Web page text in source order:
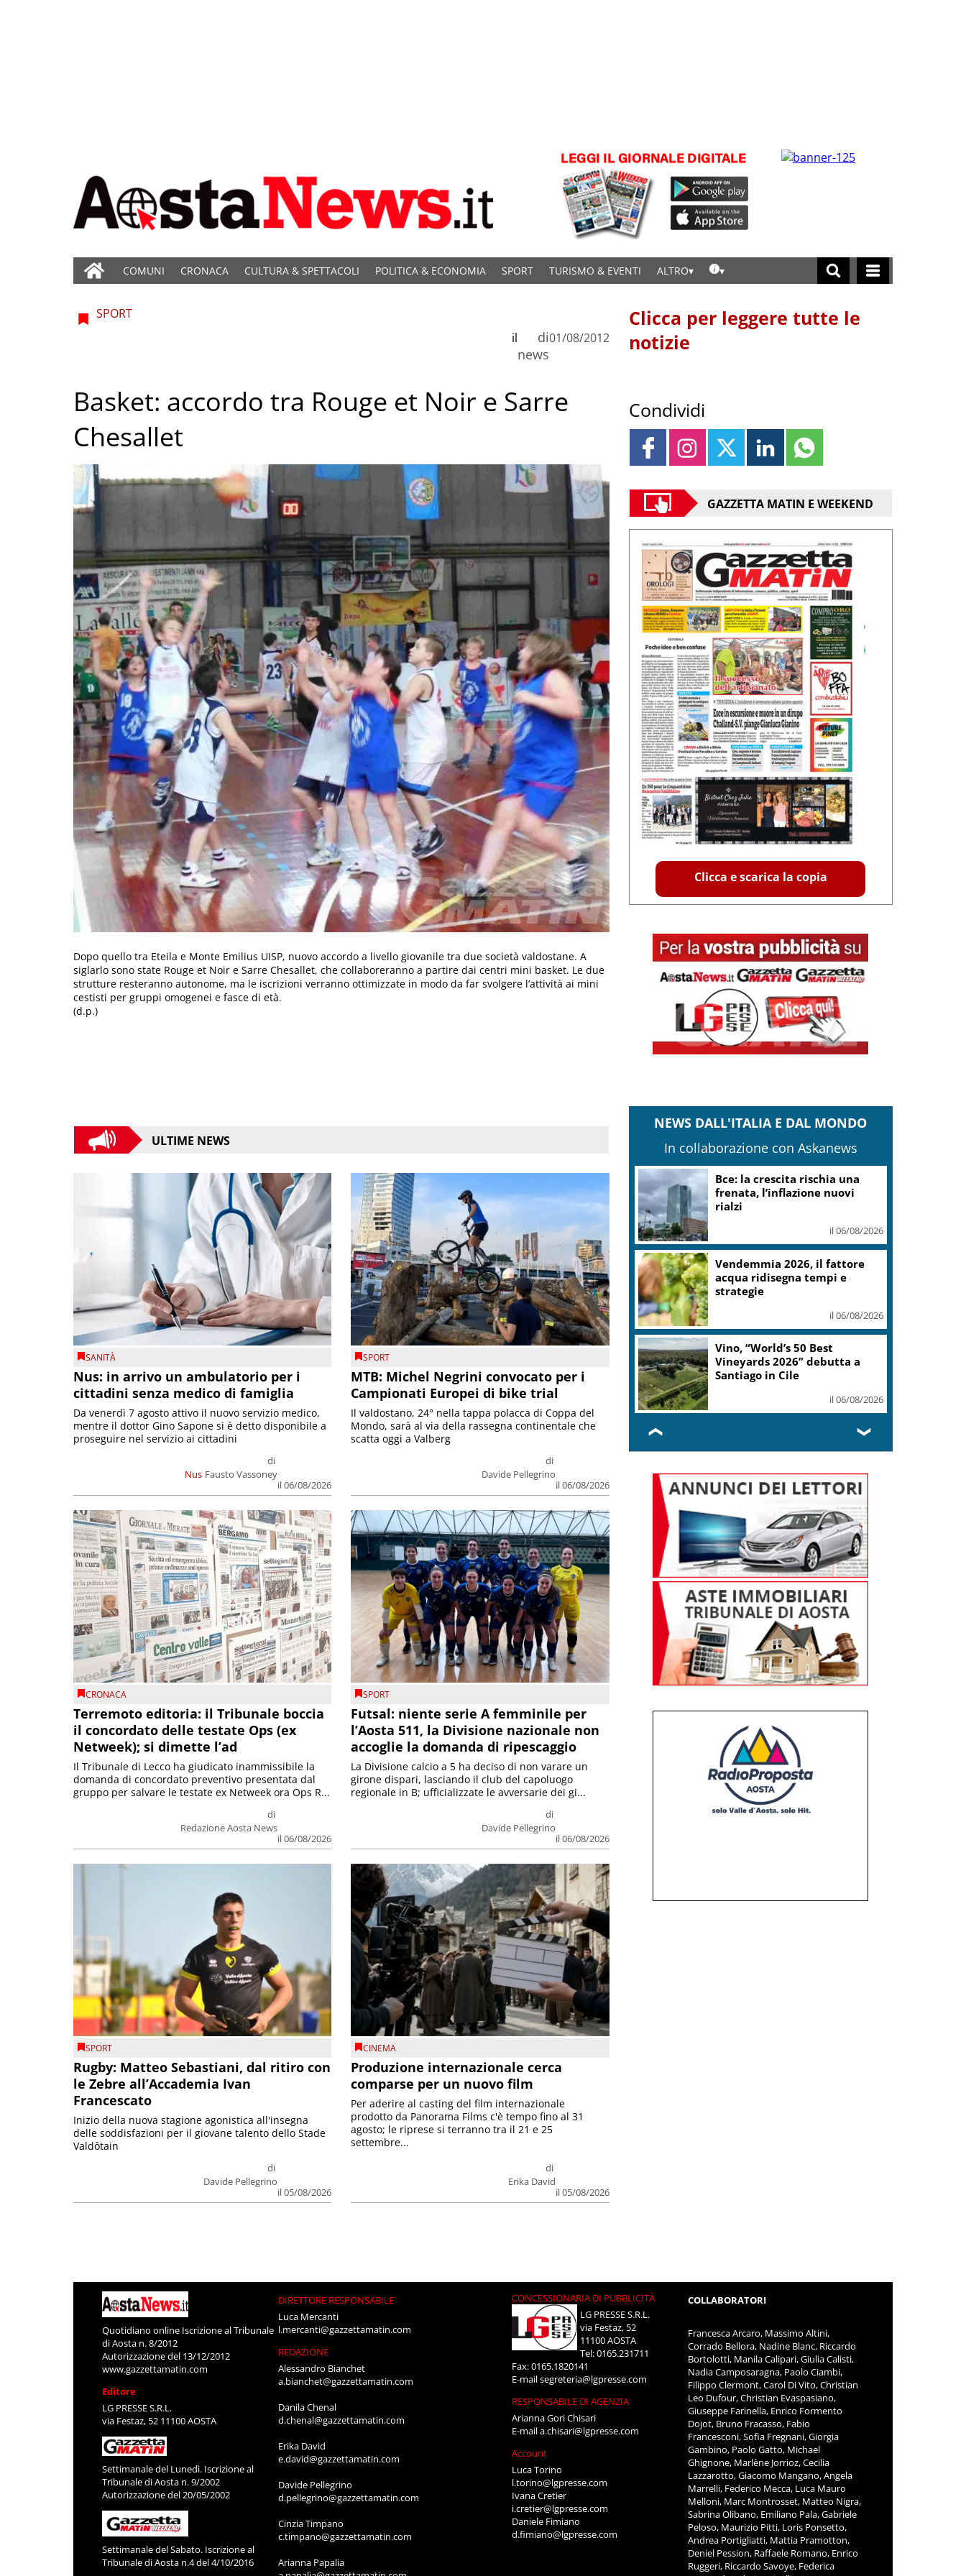
COMUNI CRONACA CULTURA & SPETTACOLI POLITICA & ECONOMIA SPORT TURISMO & EVENTI ALTRO
SPORT
di
news
il 01/08/2012
Basket: accordo tra Rouge et Noir e Sarre
Chesallet
Dopo quello tra Eteila e Monte Emilius UISP, nuovo accordo a livello giovanile tra due società valdostane. A
siglarlo sono state Rouge et Noir e Sarre Chesallet, che collaboreranno a partire dai centri mini basket. Le due
strutture resteranno autonome, ma le iscrizioni verranno ottimizzate in modo da far svolgere l’attività ai mini
cestisti per gruppi omogenei e fasce di età.
(d.p.)
ULTIME NEWS
SANITÀ
Nus: in arrivo un ambulatorio per i
cittadini senza medico di famiglia
Nus
di
Fausto Vassoney
il 06/08/2026
Da venerdì 7 agosto attivo il nuovo servizio medico,
mentre il dottor Gino Sapone si è detto disponibile a
proseguire nel servizio ai cittadini
SPORT
MTB: Michel Negrini convocato per i
Campionati Europei di bike trial
di
Davide Pellegrino
il 06/08/2026
Il valdostano, 24° nella tappa polacca di Coppa del
Mondo, sarà al via della rassegna continentale che
scatta oggi a Valberg
CRONACA
Terremoto editoria: il Tribunale boccia
il concordato delle testate Ops (ex
Netweek); si dimette l’ad
di
Redazione Aosta News
il 06/08/2026
Il Tribunale di Lecco ha giudicato inammissibile la
domanda di concordato preventivo presentata dal
gruppo per salvare le testate ex Netweek ora Ops R...
SPORT
Futsal: niente serie A femminile per
l’Aosta 511, la Divisione nazionale non
accoglie la domanda di ripescaggio
di
Davide Pellegrino
il 06/08/2026
La Divisione calcio a 5 ha deciso di non varare un
girone dispari, lasciando il club del capoluogo
regionale in B; ufficializzate le avversarie dei gi...
SPORT
Rugby: Matteo Sebastiani, dal ritiro con
le Zebre all’Accademia Ivan
Francescato
di
Davide Pellegrino
il 05/08/2026
Inizio della nuova stagione agonistica all'insegna
delle soddisfazioni per il giovane talento dello Stade
Valdôtain
CINEMA
Produzione internazionale cerca
comparse per un nuovo film
di
Erika David
il 05/08/2026
Per aderire al casting del film internazionale
prodotto da Panorama Films c'è tempo fino al 31
agosto; le riprese si terranno tra il 21 e 25
settembre...
Clicca per leggere tutte le
notizie
Condividi
GAZZETTA MATIN E WEEKEND
Clicca e scarica la copia
NEWS DALL'ITALIA E DAL MONDO
In collaborazione con Askanews
Bce: la crescita rischia una
frenata, l’inflazione nuovi
rialzi
il 06/08/2026
Vendemmia 2026, il fattore
acqua ridisegna tempi e
strategie
il 06/08/2026
Vino, “World’s 50 Best
Vineyards 2026” debutta a
Santiago in Cile
il 06/08/2026
❮ ❯
Quotidiano online Iscrizione al Tribunale
di Aosta n. 8/2012
Autorizzazione del 13/12/2012
www.gazzettamatin.com
Editore
LG PRESSE S.R.L.
via Festaz, 52 11100 AOSTA
Settimanale del Lunedì. Iscrizione al
Tribunale di Aosta n. 9/2002
Autorizzazione del 20/05/2002
Settimanale del Sabato. Iscrizione al
Tribunale di Aosta n.4 del 4/10/2016
DIRETTORE RESPONSABILE
Luca Mercanti
l.mercanti@gazzettamatin.com
REDAZIONE
Alessandro Bianchet
a.bianchet@gazzettamatin.com
Danila Chenal
d.chenal@gazzettamatin.com
Erika David
e.david@gazzettamatin.com
Davide Pellegrino
d.pellegrino@gazzettamatin.com
Cinzia Timpano
c.timpano@gazzettamatin.com
Arianna Papalia
CONCESSIONARIA DI PUBBLICITÀ
LG PRESSE S.R.L.
via Festaz, 52
11100 AOSTA
Tel: 0165.231711
Fax: 0165.1820141
E-mailsegreteria@lgpresse.com
RESPONSABILE DI AGENZIA
Arianna Gori Chisari
E-maila.chisari@lgpresse.com
Account
Luca Torino
l.torino@lgpresse.com
Ivana Cretier
i.cretier@lgpresse.com
Daniele Fimiano
d.fimiano@lgpresse.com
COLLABORATORI
Francesca Arcaro, Massimo Altini,
Corrado Bellora, Nadine Blanc, Riccardo
Bortolotti, Manila Calipari, Giulia Calisti,
Nadia Camposaragna, Paolo Ciambi,
Filippo Clermont, Carol Di Vito, Christian
Leo Dufour, Christian Evaspasiano,
Giuseppe Farinella, Enrico Formento
Dojot, Bruno Fracasso, Fabio
Francesconi, Sofia Fregnani, Giorgia
Gambino, Paolo Gatto, Michael
Ghignone, Marlène Jorrioz, Cecilia
Lazzarotto, Giacomo Mangano, Angela
Marrelli, Federico Mecca, Luca Mauro
Melloni, Marc Montrosset, Matteo Nigra,
Sabrina Olibano, Emiliano Pala, Gabriele
Peloso, Maurizio Pitti, Loris Ponsetto,
Andrea Portigliatti, Mattia Pramotton,
Deniel Pession, Raffaele Romano, Enrico
Ruggeri, Riccardo Savoye, Federica